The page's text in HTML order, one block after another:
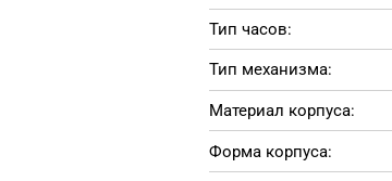
Тип часов:
Тип механизма:
Материал корпуса:
Форма корпуса: